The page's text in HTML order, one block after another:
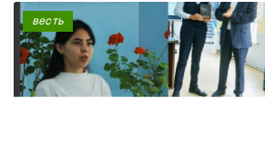
области, Центр
определённого места
области), Специальный
подвергнутых
области (Специальный
весть